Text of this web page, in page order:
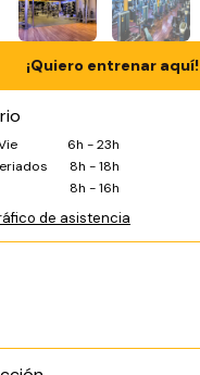
6h - 23h
8h - 18h
8h - 16h
de asistencia
¡Quiero entrenar aquí!